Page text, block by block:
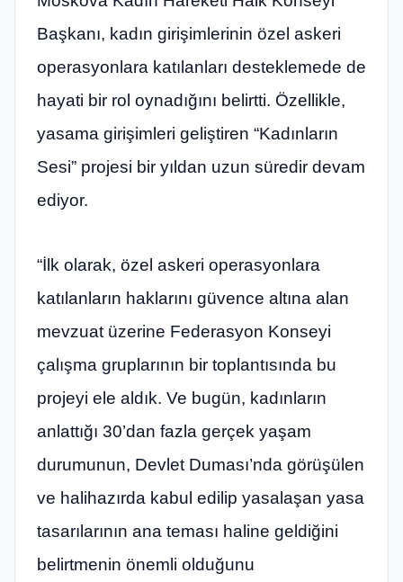
Başkanı, kadın girişimlerinin özel askeri
operasyonlara katılanları desteklemede de
hayati bir rol oynadığını belirtti. Özellikle,
yasama girişimleri geliştiren “Kadınların
Sesi” projesi bir yıldan uzun süredir devam
ediyor.
“İlk olarak, özel askeri operasyonlara
katılanların haklarını güvence altına alan
mevzuat üzerine Federasyon Konseyi
çalışma gruplarının bir toplantısında bu
projeyi ele aldık. Ve bugün, kadınların
anlattığı 30’dan fazla gerçek yaşam
durumunun, Devlet Duması’nda görüşülen
ve halihazırda kabul edilip yasalaşan yasa
tasarılarının ana teması haline geldiğini
belirtmenin önemli olduğunu